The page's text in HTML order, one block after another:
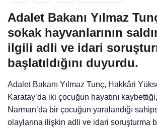
Adalet Bakanı Yılmaz
sokak hayvanlarının
ilgili adli ve idari
başlatıldığını duyurdu.
Adalet Bakanı Yılmaz Tunç, Hakkâri
Karatay’da iki çocuğun hayatını
Narman’da bir çocuğun yaralandığı
olaylarına ilişkin adli ve idari soruşturma